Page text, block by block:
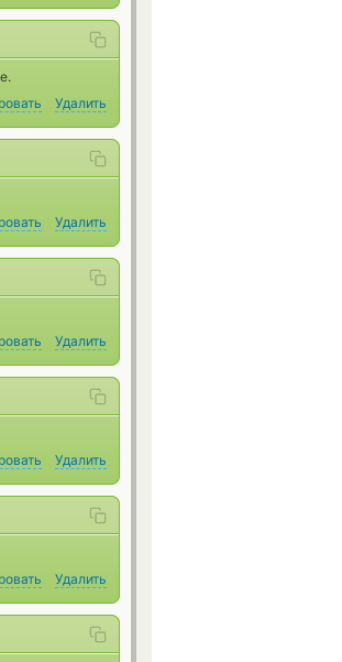
Удалить
Удалить
Удалить
Удалить
Удалить